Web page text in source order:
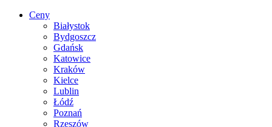
Ceny
Białystok
Bydgoszcz
Gdańsk
Katowice
Kraków
Kielce
Lublin
Łódź
Poznań
Rzeszów